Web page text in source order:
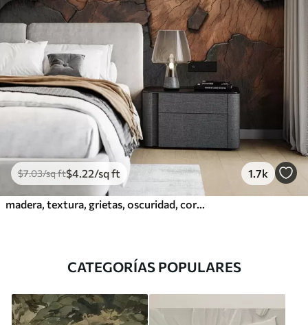
$7.03/sq ft$4 .22/sq ft 1.7k
CATEGORÍAS POPULARES